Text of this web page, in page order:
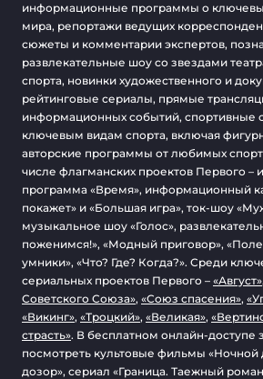
информационные программы о
мира, репортажи ведущих
сюжеты и комментарии экспертов,
развлекательные шоу со звездами
спорта, новинки художественного и
рейтинговые сериалы, прямые
информационных событий, спортивные
ключевым видам спорта, включая
авторские программы от любимых
числе флагманских проектов Первого –
программа «Время», информационный
покажет» и «Большая игра», ток-шоу
музыкальное шоу «Голос»,
поженимся!», «Модный приговор»,
умники», «Что? Где? Когда?». Среди
сериальных проектов Первого – «Август»,
Советского Союза», «Союз спасения»,
«Викинг», «Троцкий», «Великая»,
страсть». В бесплатном онлайн-доступе
посмотреть культовые фильмы «Ночной
дозор», сериал «Граница. Таежный